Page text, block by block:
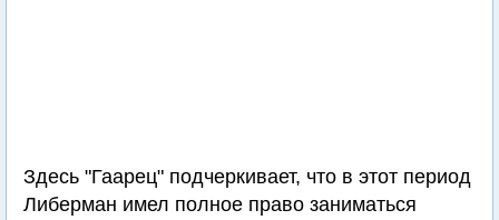
Здесь "Гаарец" подчеркивает, что в этот период
Либерман имел полное право заниматься